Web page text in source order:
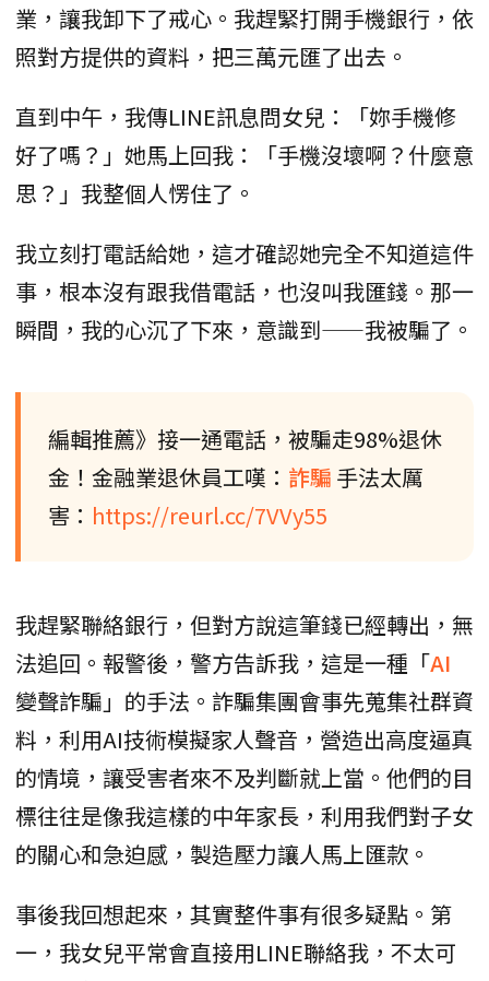
業，讓我卸下了戒心。我趕緊打開手機銀行，依
照對方提供的資料，把三萬元匯了出去。
直到中午，我傳LINE訊息問女兒：「妳手機修
好了嗎？」她馬上回我：「手機沒壞啊？什麼意
思？」我整個人愣住了。
我立刻打電話給她，這才確認她完全不知道這件
事，根本沒有跟我借電話，也沒叫我匯錢。那一
瞬間，我的心沉了下來，意識到——我被騙了。
編輯推薦》接一通電話，被騙走98%退休
金！金融業退休員工嘆： 詐騙 手法太厲
害： https://reurl.cc/7VVy55
我趕緊聯絡銀行，但對方說這筆錢已經轉出，無
法追回。報警後，警方告訴我，這是一種「AI
變聲詐騙」的手法。詐騙集團會事先蒐集社群資
料，利用AI技術模擬家人聲音，營造出高度逼真
的情境，讓受害者來不及判斷就上當。他們的目
標往往是像我這樣的中年家長，利用我們對子女
的關心和急迫感，製造壓力讓人馬上匯款。
事後我回想起來，其實整件事有很多疑點。第
一，我女兒平常會直接用LINE聯絡我，不太可